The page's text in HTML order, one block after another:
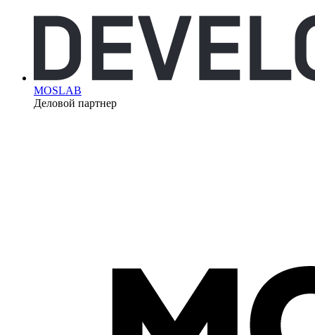
MOSLAB
Деловой партнер